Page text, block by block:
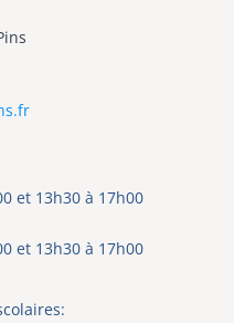
et 13h30 à 17h00
et 13h30 à 17h00